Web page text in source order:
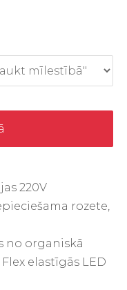
220V
rozete,
no organiskā
elastīgās LED